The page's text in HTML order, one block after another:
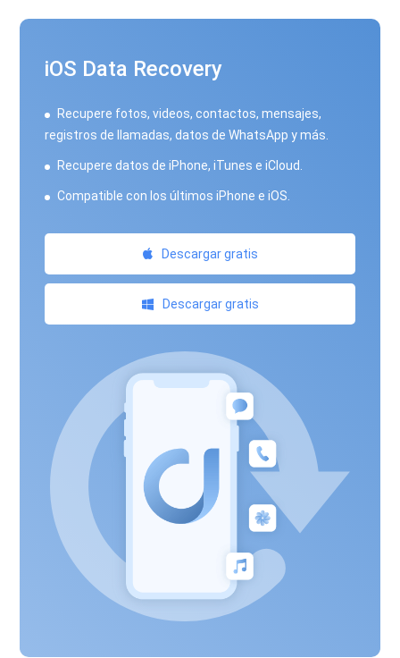
iOS Data Recovery
Recupere fotos, videos, contactos, mensajes,
registros de llamadas, datos de WhatsApp y más.
Recupere datos de iPhone, iTunes e iCloud.
Compatible con los últimos iPhone e iOS.
Descargar gratis
Descargar gratis